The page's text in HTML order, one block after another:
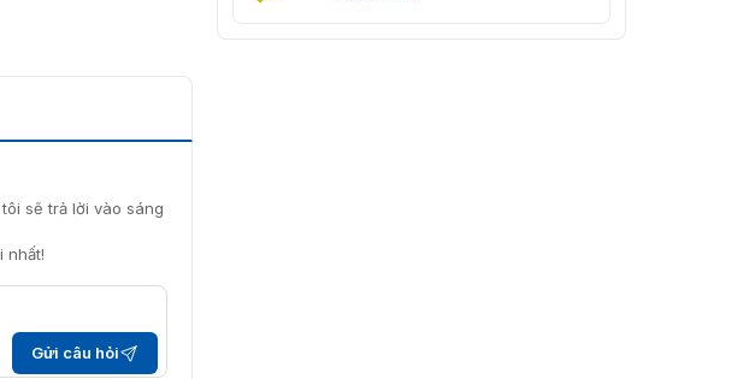
sẽ trả lời vào sáng
nhất!
Gửi câu hỏi